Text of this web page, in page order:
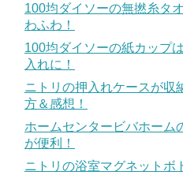
100均ダイソーの無撚糸タ
わふわ！
100均ダイソーの紙カップ
入れに！
ニトリの押入れケースが収
方＆感想！
ホームセンタービバホーム
が便利！
ニトリの浴室マグネットボ